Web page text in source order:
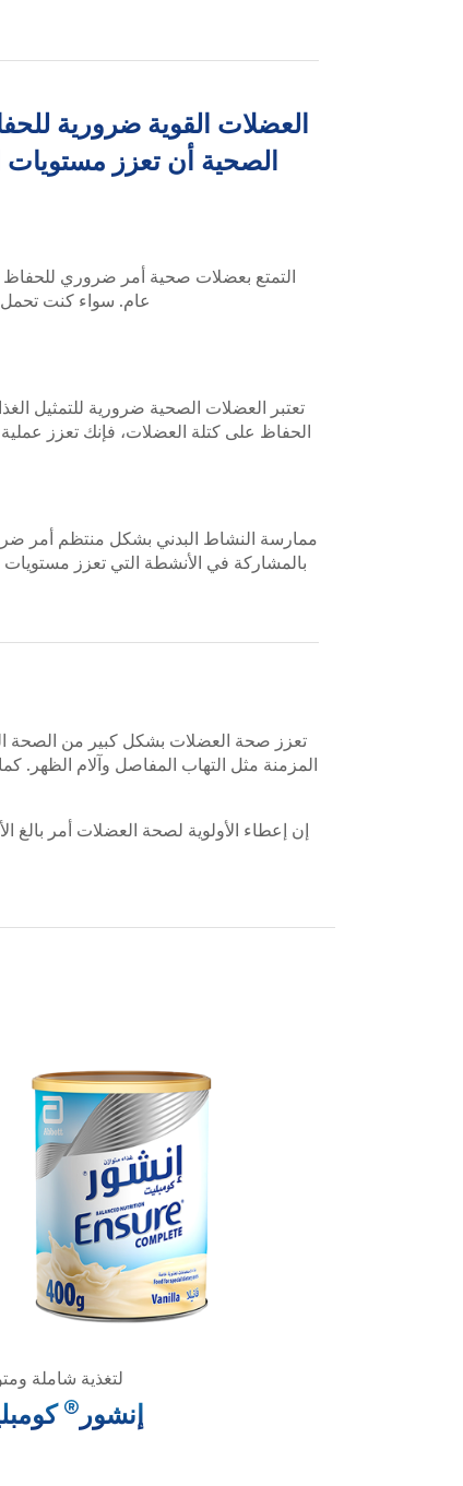
العضلات القوية ضرورية
الصحية أن تعزز مستويات
التمتع بعضلات صحية أمر ضروري للحفاظ
عام. سواء كنت تحمل
تعتبر العضلات الصحية ضرورية للتمثيل
الحفاظ على كتلة العضلات، فإنك تعزز عملية
ممارسة النشاط البدني بشكل منتظم أمر
بالمشاركة في الأنشطة التي تعزز مستويات
تعزز صحة العضلات بشكل كبير من الصحة
المزمنة مثل التهاب المفاصل وآلام الظهر.
إن إعطاء الأولوية لصحة العضلات أمر بالغ
لتغذية شاملة
إنشور ®